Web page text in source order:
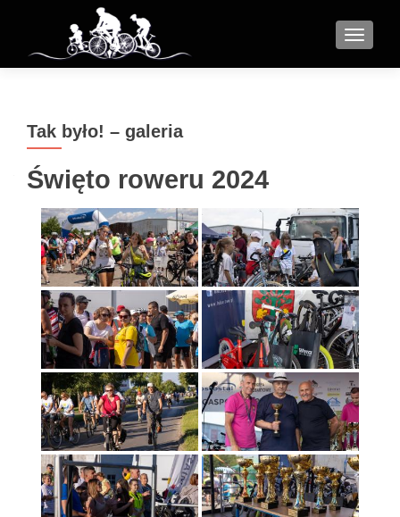
MENU
Tak było! – galeria
Święto roweru 2024